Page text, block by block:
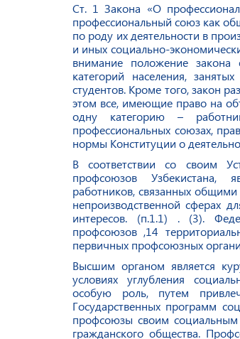
Ст. 1 Закона «О
профессиональный союз как
по роду их деятельности в
и иных социально-
внимание положение
категорий населения,
студентов. Кроме того, закон
этом все, имеющие право на
одну категорию –
профессиональных союзах,
нормы Конституции о
В соответствии со своим
профсоюзов Узбекистана,
работников, связанных общими
непроизводственной сферах
интересов. (п.1.1) . (3).
профсоюзов ,14
первичных профсоюзных
Высшим органом является
условиях углубления
особую роль, путем
Государственных программ
профсоюзы своим социальным
гражданского общества.